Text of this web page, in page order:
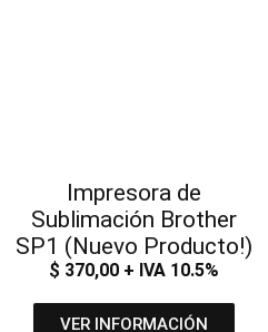
Impresora de
Sublimación Brother
SP1 (Nuevo Producto!)
$ 370,00+ IVA 10.5%
VER INFORMACIÓN